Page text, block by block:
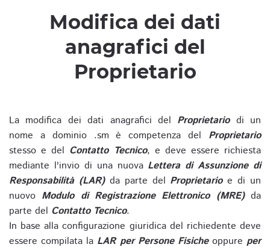
Modifica dei dati
anagrafici del
Proprietario
La modifica dei dati anagrafici del Proprietariodi un
nome a dominio .sm è competenza del Proprietario
stesso e del Contatto Tecnico, e deve essere richiesta
mediante l'invio di una nuova Lettera di Assunzione di
Responsabilità (LAR)da parte del Proprietarioe di un
nuovo Modulo di Registrazione Elettronico (MRE)da
parte del Contatto Tecnico.
In base alla configurazione giuridica del richiedente deve
essere compilata la LAR per Persone Fisicheoppure per